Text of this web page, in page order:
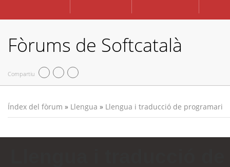
Fòrums de Softcatalà
Compartiu
Índex del fòrum » Llengua » Llengua i traducció de programari